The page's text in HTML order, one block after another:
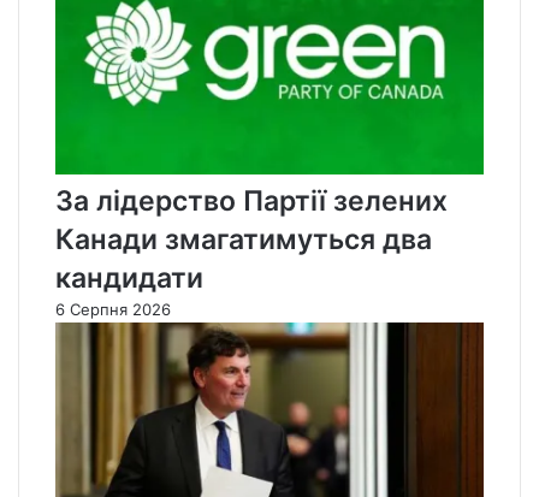
За лідерство Партії зелених
Канади змагатимуться два
кандидати
6 Серпня 2026